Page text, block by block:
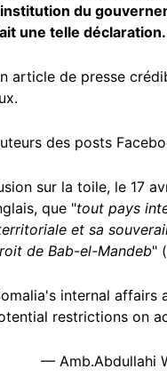
institution du
une telle déclaration.
article de presse
des posts
sur la toile, le 17
que "tout pays
et sa
de Bab-el-Mandeb"
internal
restrictions on
— Amb.Abdullahi